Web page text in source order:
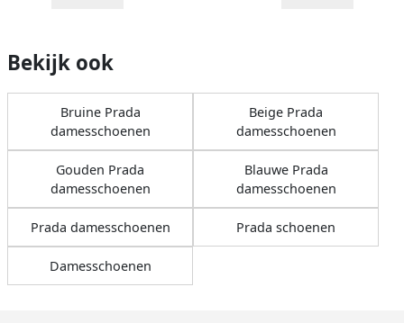
Bekijk ook
Bruine Prada
damesschoenen
Beige Prada
damesschoenen
Gouden Prada
damesschoenen
Blauwe Prada
damesschoenen
Prada damesschoenen Prada schoenen
Damesschoenen